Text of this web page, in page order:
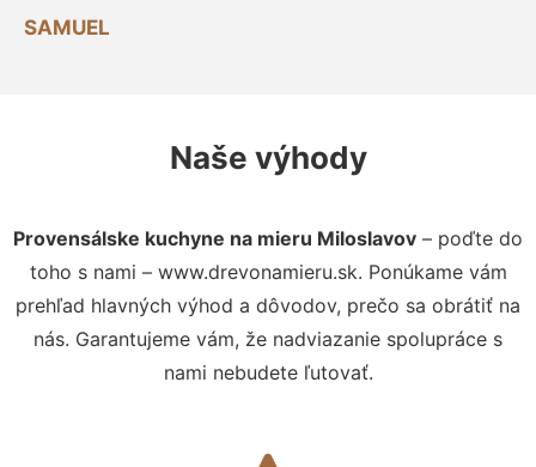
SAMUEL
Naše výhody
Provensálske kuchyne na mieru Miloslavov – poďte do
toho s nami – www.drevonamieru.sk. Ponúkame vám
prehľad hlavných výhod a dôvodov, prečo sa obrátiť na
nás. Garantujeme vám, že nadviazanie spolupráce s
nami nebudete ľutovať.